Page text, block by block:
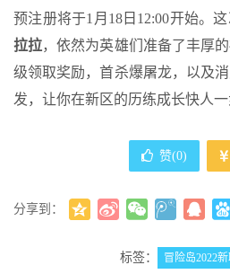
预注册将于1月18日12:00开始。
拉拉，依然为英雄们准备了丰厚
级领取奖励，首杀爆屠龙，以及
发，让你在新区的历练成长快人一
赞(0)
分享到：
标签： 冒险岛2022